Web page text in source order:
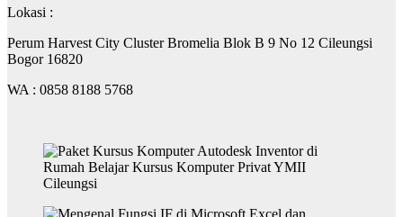
Lokasi :
Perum Harvest City Cluster Bromelia Blok B 9 No 12 Cileungsi
Bogor 16820
WA : 0858 8188 5768